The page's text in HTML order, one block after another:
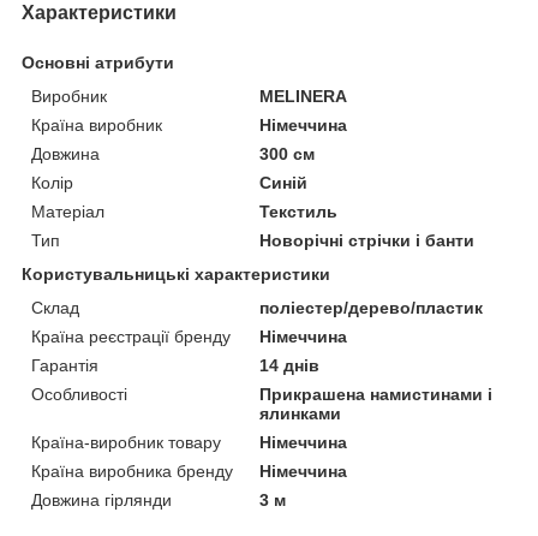
Характеристики
Основні атрибути
Виробник
MELINERA
Країна виробник
Німеччина
Довжина
300 см
Колір
Синій
Матеріал
Текстиль
Тип
Новорічні стрічки і банти
Користувальницькі характеристики
Склад
поліестер/дерево/пластик
Країна реєстрації бренду
Німеччина
Гарантія
14 днів
Особливості
Прикрашена намистинами і
ялинками
Країна-виробник товару
Німеччина
Країна виробника бренду
Німеччина
Довжина гірлянди
3 м